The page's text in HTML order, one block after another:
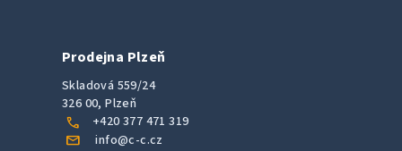
Prodejna Plzeň
Skladová 559/24
326 00, Plzeň
call +420 377 471 319
mail info@c-c.cz